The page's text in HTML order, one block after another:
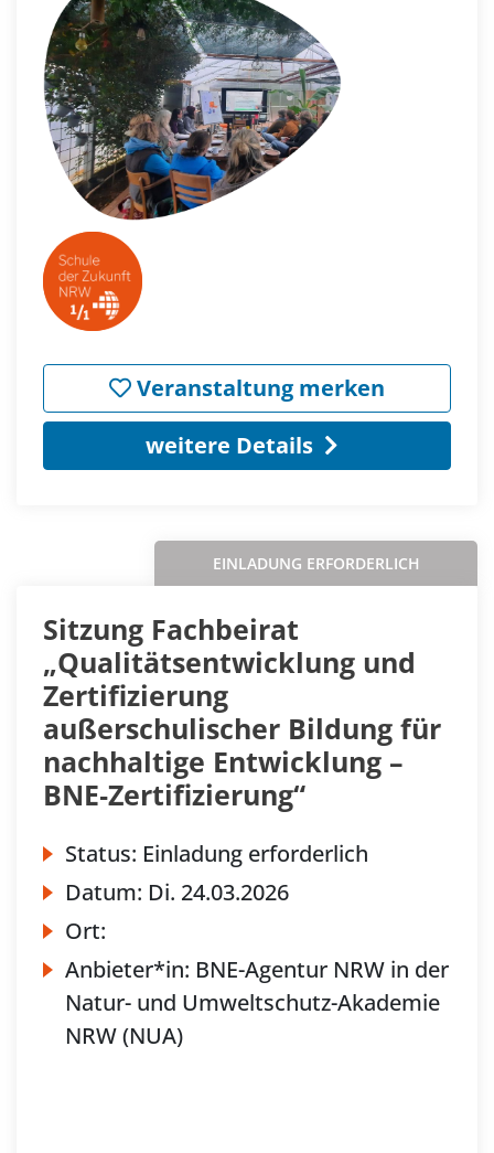
Veranstaltung merken
weitere Details
EINLADUNG ERFORDERLICH
Sitzung Fachbeirat
„Qualitätsentwicklung und
Zertifizierung
außerschulischer Bildung für
nachhaltige Entwicklung –
BNE‐Zertifizierung“
Status: Einladung erforderlich
Datum: Di. 24.03.2026
Ort:
Anbieter*in: BNE-Agentur NRW in der
Natur- und Umweltschutz-Akademie
NRW (NUA)